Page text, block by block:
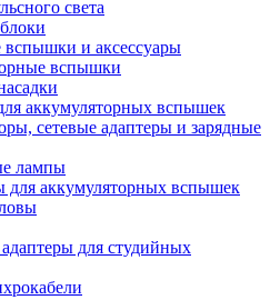
света
и аксессуары
вспышки
аккумуляторных вспышек
сетевые адаптеры и зарядные
лампы
для аккумуляторных вспышек
для студийных